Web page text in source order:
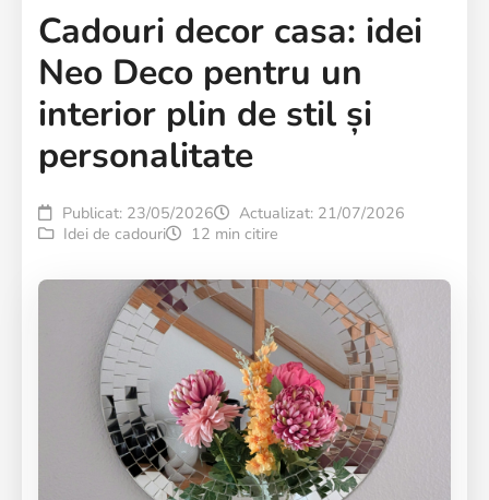
Cadouri decor casa: idei
Neo Deco pentru un
interior plin de stil și
personalitate
Publicat: 23/05/2026
Actualizat: 21/07/2026
Idei de cadouri
12 min citire